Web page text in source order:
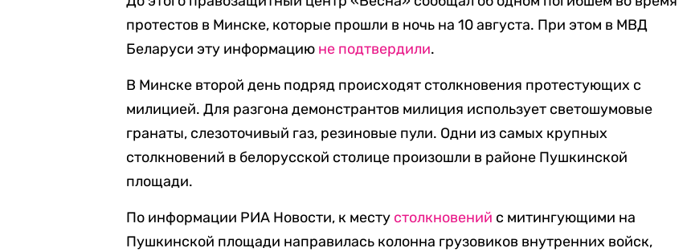
протестов в Минске, которые прошли в ночь на 10 августа. При этом в МВД
Беларуси эту информацию не подтвердили.
В Минске второй день подряд происходят столкновения протестующих с
милицией. Для разгона демонстрантов милиция использует светошумовые
гранаты, слезоточивый газ, резиновые пули. Одни из самых крупных
столкновений в белорусской столице произошли в районе Пушкинской
площади.
По информации РИА Новости, к месту столкновений с митингующими на
Пушкинской площади направилась колонна грузовиков внутренних войск,